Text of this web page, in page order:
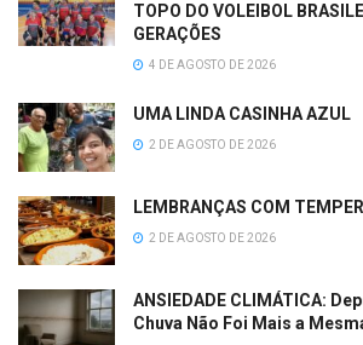
TOPO DO VOLEIBOL
GERAÇÕES
4 DE AGOSTO DE 2026
UMA LINDA CASINHA AZUL
2 DE AGOSTO DE 2026
LEMBRANÇAS COM
2 DE AGOSTO DE 2026
ANSIEDADE CLIMÁTICA:
Chuva Não Foi Mais a